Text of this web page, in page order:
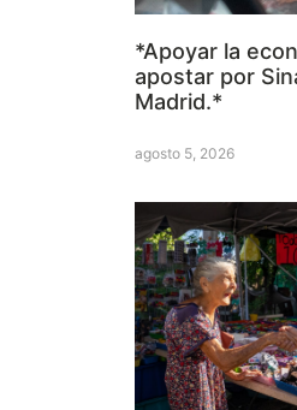
*Apoyar la
apostar por
Madrid.*
agosto 5, 2026